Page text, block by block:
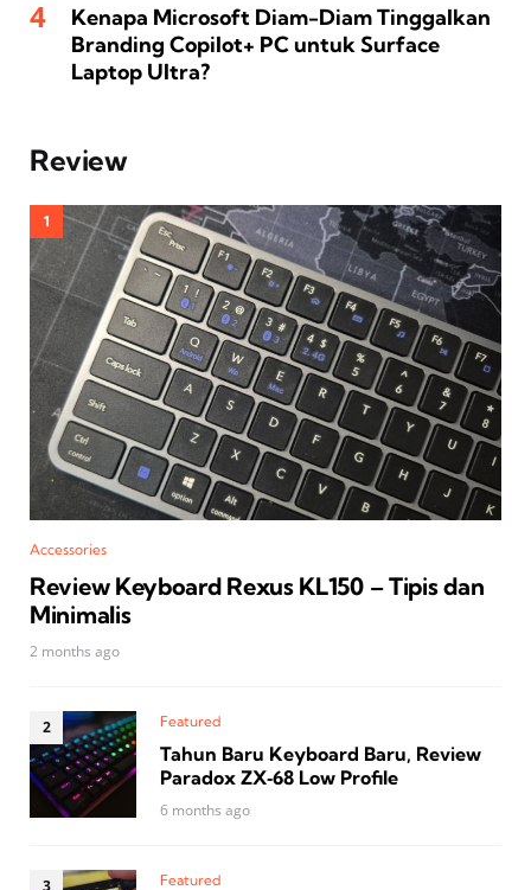
Kenapa Microsoft Diam-Diam Tinggalkan
Branding Copilot+ PC untuk Surface
Laptop Ultra?
Review
Accessories
Review Keyboard Rexus KL150 – Tipis dan
Minimalis
2 months ago
Featured
Tahun Baru Keyboard Baru, Review
Paradox ZX‑68 Low Profile
6 months ago
Featured